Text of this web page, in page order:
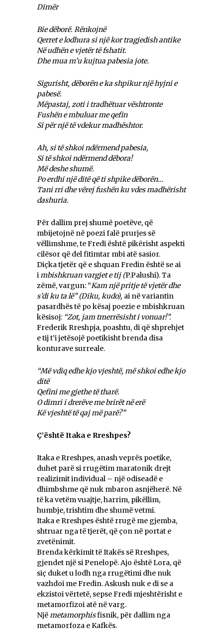
Dimër
Bie dëborë. Rënkojnë
Qerret e lodhura si një kor tragjedish antike
Në udhën e vjetër të fshatit.
Dhe mua m’u kujtua pabesia jote.
Sigurisht, dëborën e ka shpikur një hyjni e
pabesë.
Mëpastaj, zoti i tradhëtuar vështronte
Fushën e mbuluar me qefin
Si për një të vdekur madhështor.
Ah, si të shkoi ndërmend pabesia,
Si të shkoi ndërmend dëbora!
Më deshe shumë.
Po erdhi një ditë që ti shpike dëborën…
Tani rri dhe vërej fushën ku vdes madhërisht
dashuria.
Për dallim prej shumë poetëve, që
mbijetojnë në poezi falë prurjes së
vëllimshme, te Fredi është pikërisht aspekti
cilësor që del fitimtar mbi atë sasior.
Diçka tjetër që e shquan Fredin është se ai
imbishkruan vargjet e tij (P.Palushi). Ta
zëmë, vargun: “Kam një pritje të vjetër dhe
s’di ku ta lë” (Diku, kudo), ai në variantin
pasardhës të po kësaj poezie e mbishkruan
kësisoj: “Zot, jam tmerrësisht i vonuar!”.
Frederik Rreshpja, poashtu, di që shprehjet
e tij t’i jetësojë poetikisht brenda disa
konturave surreale.
“Më vdiq edhe kjo vjeshtë, më shkoi edhe kjo
ditë
Qefini me gjethe të tharë.
O dimri i drerëve me brirët në erë
Kë vjeshtë të qaj më parë?”
Ç’është Itaka e Rreshpes?
Itaka e Rreshpes, anash veprës poetike,
duhet parë si rrugëtim maratonik drejt
realizimit individual – një odiseadë e
dhimbshme që nuk mbaron asnjëherë. Në
të ka vetëm vuajtje, harrim, pikëllim,
humbje, trishtim dhe shumë vetmi.
Itaka e Rreshpes është rrugë me gjemba,
shtruar nga të tjerët, që çon në portat e
zvetënimit.
Brenda kërkimit të Itakës së Rreshpes,
gjendet një si Penelopë. Ajo është Lora, që
siç duket u lodh nga rrugëtimi dhe nuk
vazhdoi me Fredin. Askush nuk e di se a
ekzistoi vërtetë, sepse Fredi mjeshtërisht e
metamorfizoi atë në varg.
Njëmetamorphisfisnik, për dallim nga
metamorfoza e Kafkës.